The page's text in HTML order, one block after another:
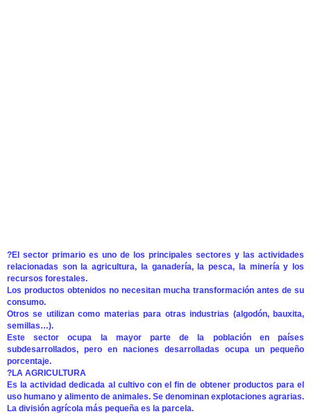
?El sector primario es uno de los principales sectores y las actividades
relacionadas son la agricultura, la ganadería, la pesca, la minería y los
recursos forestales.
Los productos obtenidos no necesitan mucha transformación antes de su
consumo.
Otros se utilizan como materias para otras industrias (algodón, bauxita,
semillas…).
Este sector ocupa la mayor parte de la población en países
subdesarrollados, pero en naciones desarrolladas ocupa un pequeño
porcentaje.
?LA AGRICULTURA
Es la actividad dedicada al cultivo con el fin de obtener productos para el
uso humano y alimento de animales. Se denominan explotaciones agrarias.
La división agrícola más pequeña es la parcela.